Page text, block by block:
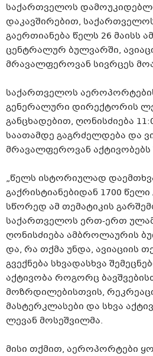
საქართველოს
დაკავშირებით,
გაერთიანება წელს 26 მაისს
ცენტრალურ ბულვარში,
მრავალფეროვან სივრცეს
საქართველოს
გენერალური დირექტორის
განცხადებით, ღონისძიება
საათამდე გაგრძელდება და
მრავალფეროვან აქტივობებს
„წელს ისტორიულად
გაქრისტიანებიდან 1700
სწორედ ამ თემატიკის
საქართველოს ერთ-ერთ
ღონისძიება ამბროლაურის
და, რა თქმა უნდა, ავიაციის
გვექნება სხვადასხვა
აქტივობა როგორც
მოზრდილებისთვის,
მასტერკლასები და სხვა
ლევან მოსეშვილმა.
მისი თქმით, აეროპორტები